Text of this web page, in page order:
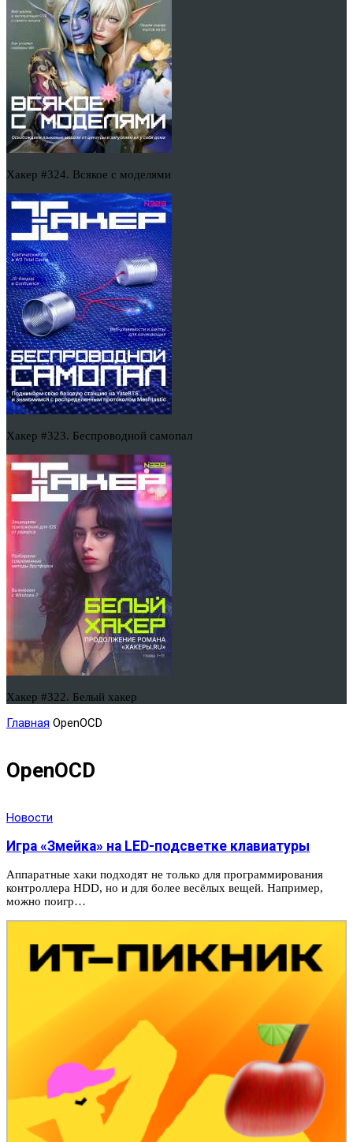
Хакер #324. Всякое с моделями
Хакер #323. Беспроводной самопал
Хакер #322. Белый хакер
Главная OpenOCD
OpenOCD
Новости
Игра «Змейка» на LED-подсветке клавиатуры
Аппаратные хаки подходят не только для программирования
контроллера HDD, но и для более весёлых вещей. Например,
можно поигр…